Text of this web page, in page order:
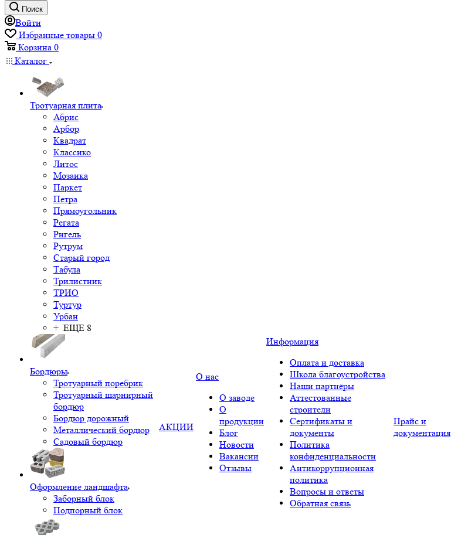
Поиск
Войти
Избранные товары 0
Корзина 0
Каталог
Тротуарная плита
Абрис
Арбор
Квадрат
Классико
Литос
Мозаика
Паркет
Петра
Прямоугольник
Регата
Ригель
Рутрум
Старый город
Табула
Трилистник
ТРИО
Туртур
Урбан
+ ЕЩЕ 8
Бордюры
Тротуарный поребрик
Тротуарный шарнирный
бордюр
Бордюр дорожный
Металлический бордюр
Садовый бордюр
Оформление ландшафта
Заборный блок
Подпорный блок
АКЦИИ
О нас
О заводе
О
продукции
Блог
Новости
Вакансии
Отзывы
Информация
Оплата и доставка
Школа благоустройства
Наши партнёры
Аттестованные
строители
Сертификаты и
документы
Политика
конфиденциальности
Антикоррупционная
политика
Вопросы и ответы
Обратная связь
Прайс и
документация